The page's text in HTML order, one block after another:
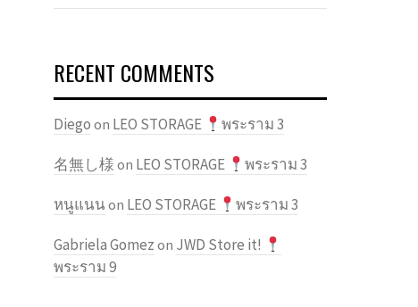
RECENT COMMENTS
Diego on LEO STORAGE พระราม 3
名無し様 on LEO STORAGE พระราม 3
หนูแนน on LEO STORAGE พระราม 3
Gabriela Gomez on JWD Store it!
พระราม 9